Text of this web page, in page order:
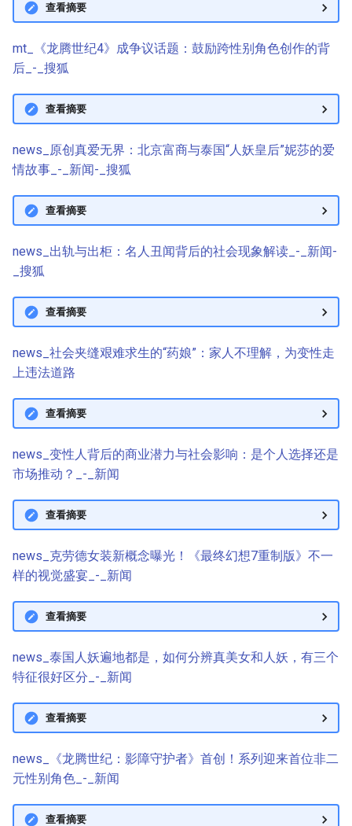
查看摘要
mt_《龙腾世纪4》成争议话题：鼓励跨性别角色创作的背
后_-_搜狐
查看摘要
news_原创真爱无界：北京富商与泰国“人妖皇后”妮莎的爱
情故事_-_新闻-_搜狐
查看摘要
news_出轨与出柜：名人丑闻背后的社会现象解读_-_新闻-
_搜狐
查看摘要
news_社会夹缝艰难求生的“药娘”：家人不理解，为变性走
上违法道路
查看摘要
news_变性人背后的商业潜力与社会影响：是个人选择还是
市场推动？_-_新闻
查看摘要
news_克劳德女装新概念曝光！《最终幻想7重制版》不一
样的视觉盛宴_-_新闻
查看摘要
news_泰国人妖遍地都是，如何分辨真美女和人妖，有三个
特征很好区分_-_新闻
查看摘要
news_《龙腾世纪：影障守护者》首创！系列迎来首位非二
元性别角色_-_新闻
查看摘要